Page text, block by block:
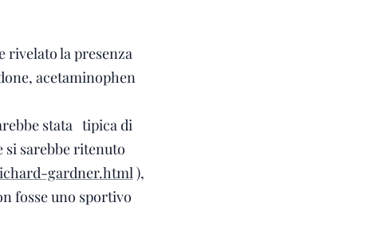
rivelato la presenza
acetaminophen
stata tipica di
si sarebbe ritenuto
gardner.html),
fosse uno sportivo